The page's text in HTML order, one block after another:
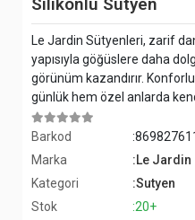
Le Jardin Sütyenleri, zarif
yapısıyla göğüslere daha
görünüm kazandırır. Konforlu
günlük hem özel anlarda
Barkod
Marka
:Le Jardin
Kategori
:Sutyen
Stok
:20+